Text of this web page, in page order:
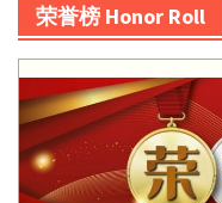
荣誉榜 Honor Roll